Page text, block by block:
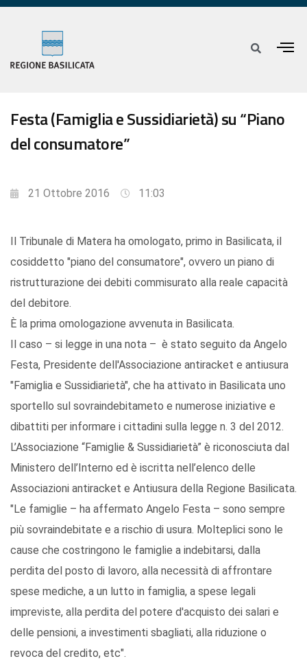
Festa (Famiglia e Sussidiarietà) su “Piano
del consumatore”
21 Ottobre 2016 11:03
Il Tribunale di Matera ha omologato, primo in Basilicata, il
cosiddetto "piano del consumatore", ovvero un piano di
ristrutturazione dei debiti commisurato alla reale capacità
del debitore.
È la prima omologazione avvenuta in Basilicata.
Il caso – si legge in una nota – è stato seguito da Angelo
Festa, Presidente dell'Associazione antiracket e antiusura
"Famiglia e Sussidiarietà", che ha attivato in Basilicata uno
sportello sul sovraindebitameto e numerose iniziative e
dibattiti per informare i cittadini sulla legge n. 3 del 2012.
L’Associazione “Famiglie & Sussidiarietà” è riconosciuta dal
Ministero dell’Interno ed è iscritta nell’elenco delle
Associazioni antiracket e Antiusura della Regione Basilicata.
"Le famiglie – ha affermato Angelo Festa – sono sempre
più sovraindebitate e a rischio di usura. Molteplici sono le
cause che costringono le famiglie a indebitarsi, dalla
perdita del posto di lavoro, alla necessità di affrontare
spese mediche, a un lutto in famiglia, a spese legali
impreviste, alla perdita del potere d'acquisto dei salari e
delle pensioni, a investimenti sbagliati, alla riduzione o
revoca del credito, etc".